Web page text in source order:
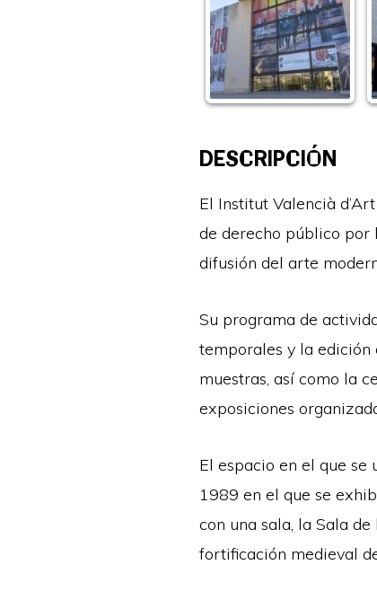
DESCRIPCIÓN
El Institut Valencià
de derecho público por
difusión del arte
Su programa de
temporales y la edición
muestras, así como la
exposiciones
El espacio en el que se
1989 en el que se
con una sala, la Sala
fortificación medieval